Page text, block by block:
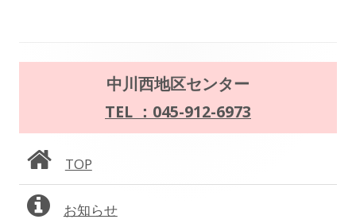
ン
ン
サ
イ
中川西地区センター
TEL ：045-912-6973
TOP
お知らせ